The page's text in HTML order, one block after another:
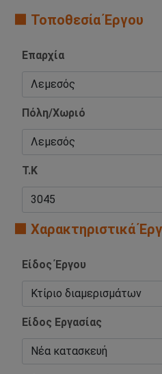
🟧 Τοποθεσία Έργου
Επαρχία
Πόλη/Χωριό
Τ.Κ
🟧 Χαρακτηριστικά
Είδος Έργου
Είδος Εργασίας